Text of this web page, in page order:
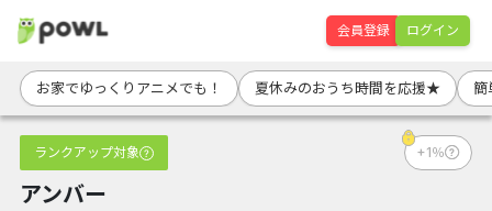
会員登録 ログイン
お家でゆっくりアニメでも！ 夏休みのおうち時間を応援★ 簡
ランクアップ対象 +1％
アンバー